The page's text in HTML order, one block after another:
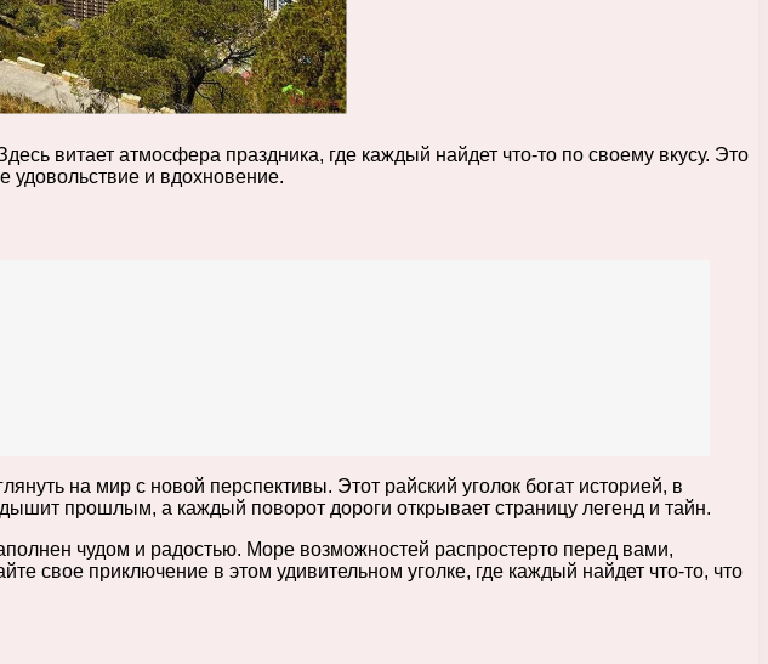
витает атмосфера праздника, где каждый найдет что-то по своему вкусу. Это
удовольствие и вдохновение.
на мир с новой перспективы. Этот райский уголок богат историей, в
прошлым, а каждый поворот дороги открывает страницу легенд и тайн.
чудом и радостью. Море возможностей распростерто перед вами,
свое приключение в этом удивительном уголке, где каждый найдет что-то, что